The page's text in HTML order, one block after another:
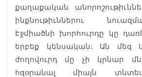
քաղաքական
ինքնութիւններու
Էջմիածնի խորհուրդը կը
երբեք կենսական։ Ան մեզ
ժողովուրդ մը չի կրնար
հզօրանալ միայն